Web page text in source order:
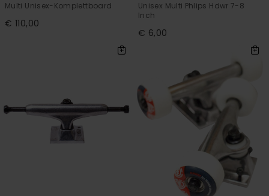
Multi Unisex-Komplettboard
€ 110,00
Unisex Multi Phlips Hdwr 7-8
Inch
€ 6,00